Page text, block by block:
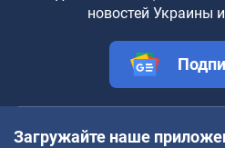
новостей Украины
Загружайте наше